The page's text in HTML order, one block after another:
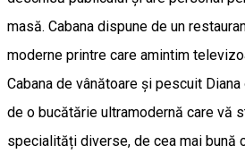
masă. Cabana dispune de un
moderne printre care amintim
Cabana de vânătoare și pescuit
de o bucătărie ultramodernă care vă
specialități diverse, de cea mai bună